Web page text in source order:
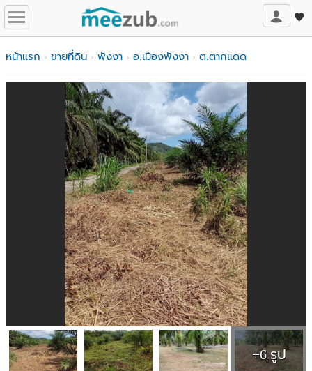
หน้าแรก ขายที่ดิน พังงา อ.เมืองพังงา ต.ตากแดด
+6 รูป